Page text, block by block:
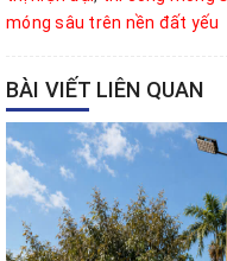
móng sâu trên nền đất yếu
BÀI VIẾT LIÊN QUAN